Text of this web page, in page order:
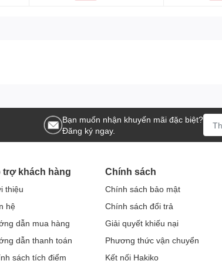
Bạn muốn nhận khuyến mãi đặc biệt?
Đăng ký ngay.
trợ khách hàng
thiệu
hệ
dẫn mua hàng
dẫn thanh toán
sách tích điểm
Chính sách
Chính sách bảo mật
Chính sách đổi trả
Giải quyết khiếu nại
Phương thức vận chuyển
Kết nối Hakiko